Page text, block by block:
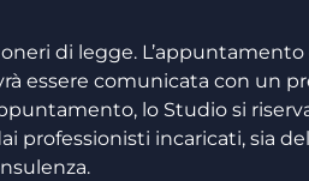
di legge.
essere comunicata con un
lo Studio si
professionisti incaricati, sia